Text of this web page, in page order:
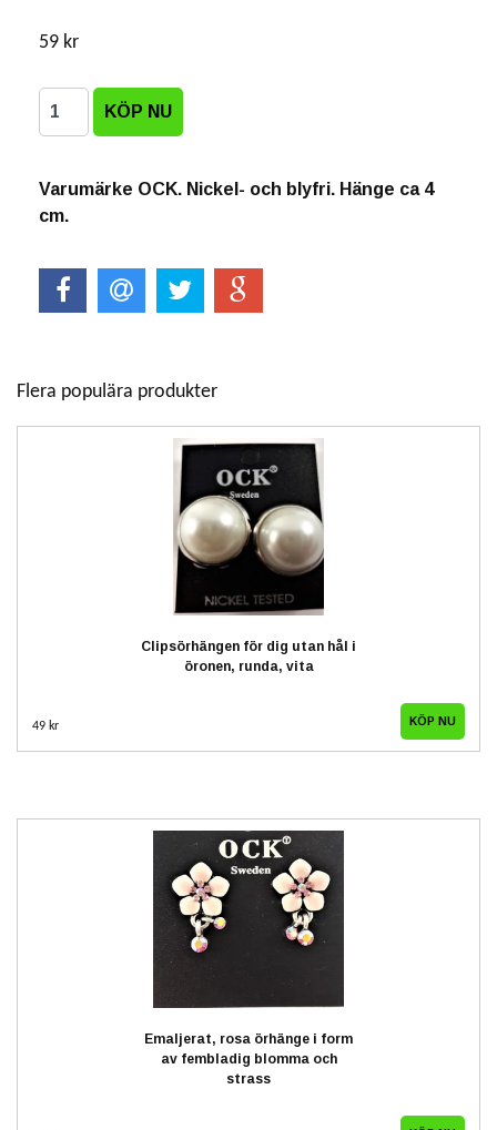
59 kr
Varumärke OCK. Nickel- och blyfri. Hänge ca 4
cm.
Flera populära produkter
Clipsörhängen för dig utan hål i
öronen, runda, vita
49 kr
Emaljerat, rosa örhänge i form
av fembladig blomma och
strass